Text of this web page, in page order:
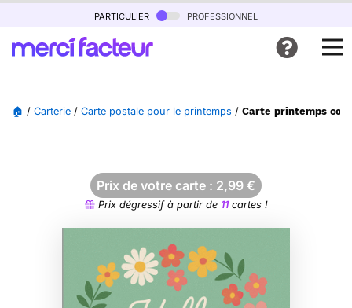
particulier professionnel
🏠 / Carterie / Carte postale pour le printemps / Carte printemps
Prix de votre carte : 2,99 €
Prix dégressif à partir de 11cartes !